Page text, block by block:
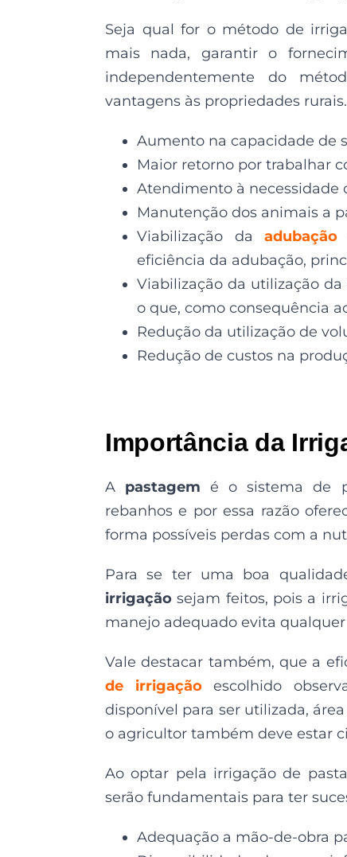
Seja qual for o método de
mais nada, garantir o
independentemente do
vantagens às propriedades
Aumento na capacidade de
Maior retorno por trabalhar
Atendimento à necessidade
Manutenção dos animais a
Viabilização daadubação
eficiência da adubação,
Viabilização da utilização
o que, como consequência
Redução da utilização de
Redução de custos na
Importância da
A pastagem é o sistema de
rebanhos e por essa razão
forma possíveis perdas com a
Para se ter uma boa
irrigação sejam feitos, pois a
manejo adequado evita
Vale destacar também, que a
de irrigaçãoescolhido
disponível para ser utilizada,
o agricultor também deve estar
Ao optar pela irrigação de
serão fundamentais para ter
Adequação a mão-de-obra